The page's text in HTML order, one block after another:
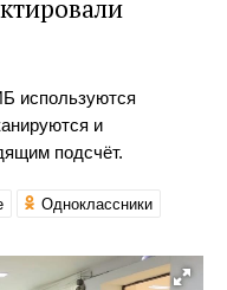
используются
и
подсчёт.
Одноклассники